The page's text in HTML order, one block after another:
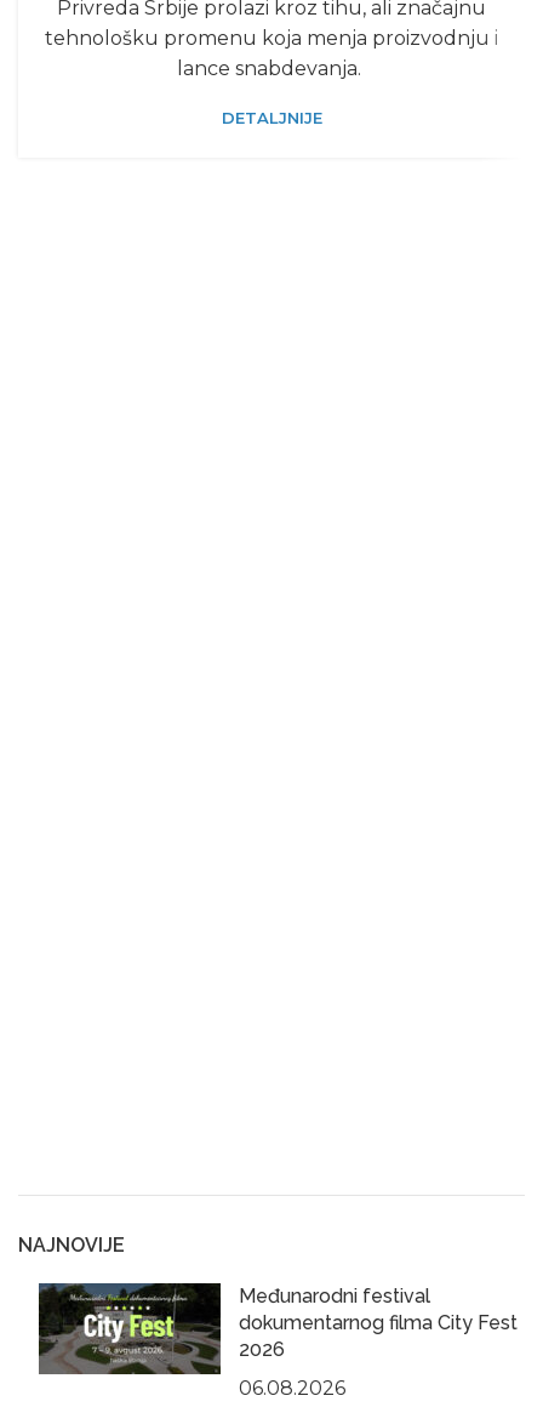
Privreda Srbije prolazi kroz tihu, ali značajnu
tehnološku promenu koja menja proizvodnju i
lance snabdevanja.
DETALJNIJE
NAJNOVIJE
Međunarodni festival
dokumentarnog filma City Fest
2026
06.08.2026